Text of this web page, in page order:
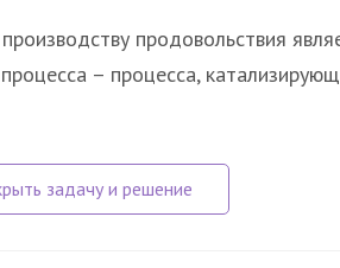
продовольствия
– процесса,